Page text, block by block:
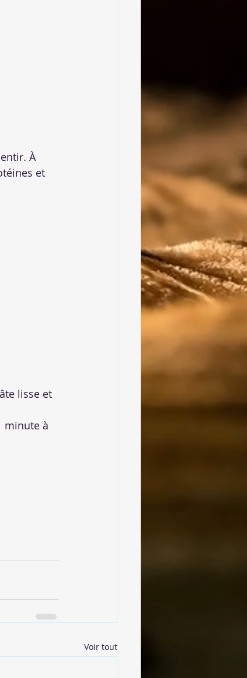
À
et
lisse et
minute à
Voir tout